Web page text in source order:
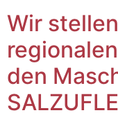
Wir
den